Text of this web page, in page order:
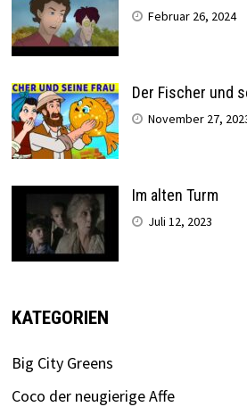
Februar 26, 2024
Der Fischer und
November 27,
Im alten Turm
Juli 12, 2023
KATEGORIEN
Big City Greens
Coco der neugierige Affe